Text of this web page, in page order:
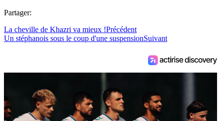
Partager:
La cheville de Khazri va mieux !Précédent
Un stéphanois sous le coup d'une suspensionSuivant